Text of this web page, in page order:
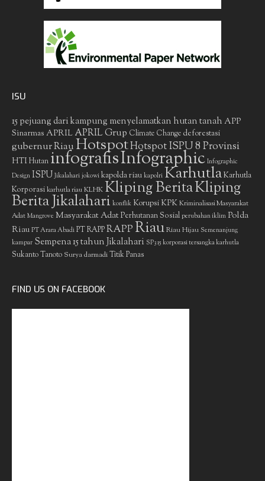
ISU
15 pejuang dari kampung menyelamatkan hutan tanah APP
Sinarmas APRIL APRIL Grup Climate Change deforestasi
gubernur RiauHotspotHotspot ISPU 8 Provinsi
HTIHutan infografisInfographic Infographic
Design ISPU Jikalahari jokowi kapolda riau kapolri KarhutlaKarhutla
Korporasikarhutla riauKLHKKliping BeritaKliping
Berita Jikalahari konflik Korupsi KPKKriminalisasi Masyarakat
Adat Mangrove Masyarakat AdatPerhutanan Sosial perubahan iklim Polda
Riau PT Arara Abadi PT RAPPRAPPRiauRiau Hijau Semenanjung
kampar Sempena 15 tahun Jikalahari SP3 15 korporasi tersangka karhutla
Sukanto Tanoto Surya darmadiTitik Panas
FIND US ON FACEBOOK